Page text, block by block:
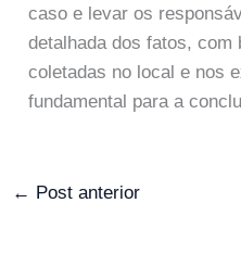
caso e levar os
detalhada dos fatos, com
coletadas no local e nos
fundamental para a
← Post anterior